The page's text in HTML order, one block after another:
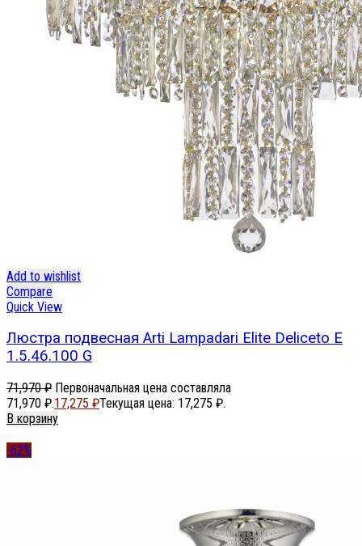
Add to wishlist
Compare
Quick View
Люстра подвесная Arti Lampadari Elite Deliceto E
1.5.46.100 G
71,970₽ Первоначальная цена составляла
71,970 ₽.17,275 ₽Текущая цена: 17,275 ₽.
В корзину
-62%